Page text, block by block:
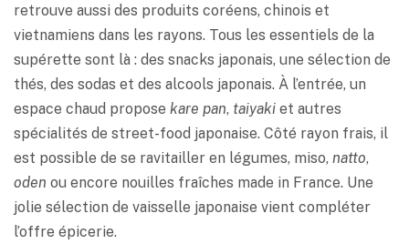
retrouve aussi des produits coréens, chinois et
vietnamiens dans les rayons. Tous les essentiels de la
supérette sont là : des snacks japonais, une sélection de
thés, des sodas et des alcools japonais. À l’entrée, un
espace chaud propose kare pan, taiyaki et autres
spécialités de street-food japonaise. Côté rayon frais, il
est possible de se ravitailler en légumes, miso, natto,
oden ou encore nouilles fraîches made in France. Une
jolie sélection de vaisselle japonaise vient compléter
l’offre épicerie.